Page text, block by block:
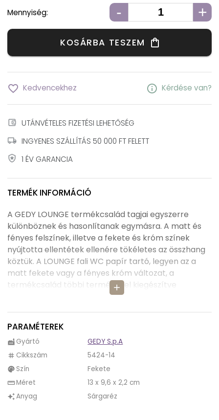
Mennyiség: - +
KOSÁRBA TESZEM shopping_bag
favorite_border Kedvencekhez info Kérdése van?
account_balance_wallet UTÁNVÉTELES FIZETÉSI LEHETŐSÉG
local_shipping INGYENES SZÁLLÍTÁS 50 000 FT FELETT
local_police 1 ÉV GARANCIA
TERMÉK INFORMÁCIÓ
add
A GEDY LOUNGE termékcsalád tagjai egyszerre
különböznek és hasonlítanak egymásra. A matt és
fényes felszínek, illetve a fekete és króm színek
nyújtotta ellentétek ellenére tökéletes az összhang
köztük. A LOUNGE fali WC papír tartó, legyen az a
matt fekete vagy a fényes króm változat, a
termékcsalád többi termékével kiegészítve
bármelyik modern fürdőszobának nélkülözhetetlen
Az alumíniumból és sárgarézből készült
termék egyedi, kacskaringós vonalainak és modern,
fekete színének köszönhetően remek kiegészítőjévé
válhat fürdőszobánknak.
A többi termékkel alkalmazva (például a LOUNGE fali
törölközőtartó karikával) fürdőszobánknak egy új,
PARAMÉTEREK
factory Gyártó GEDY S.p.A
tag Cikkszám 5424-14
palette Szín Fekete
straightenMéret 13 x 9,6 x 2,2 cm
auto_awesomeAnyag Sárgaréz